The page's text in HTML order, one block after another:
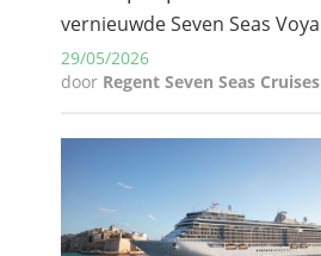
vernieuwde Seven Seas Voya
29/05/2026
door Regent Seven Seas Cruises